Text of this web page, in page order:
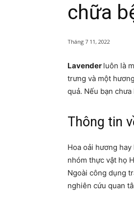
chữa
Tháng 7 11, 2022
Lavender luôn là
trưng và một
quả. Nếu bạn
Thông tin
Hoa oải hương hay
nhóm thực vật họ
Ngoài công dụng
nghiên cứu quan